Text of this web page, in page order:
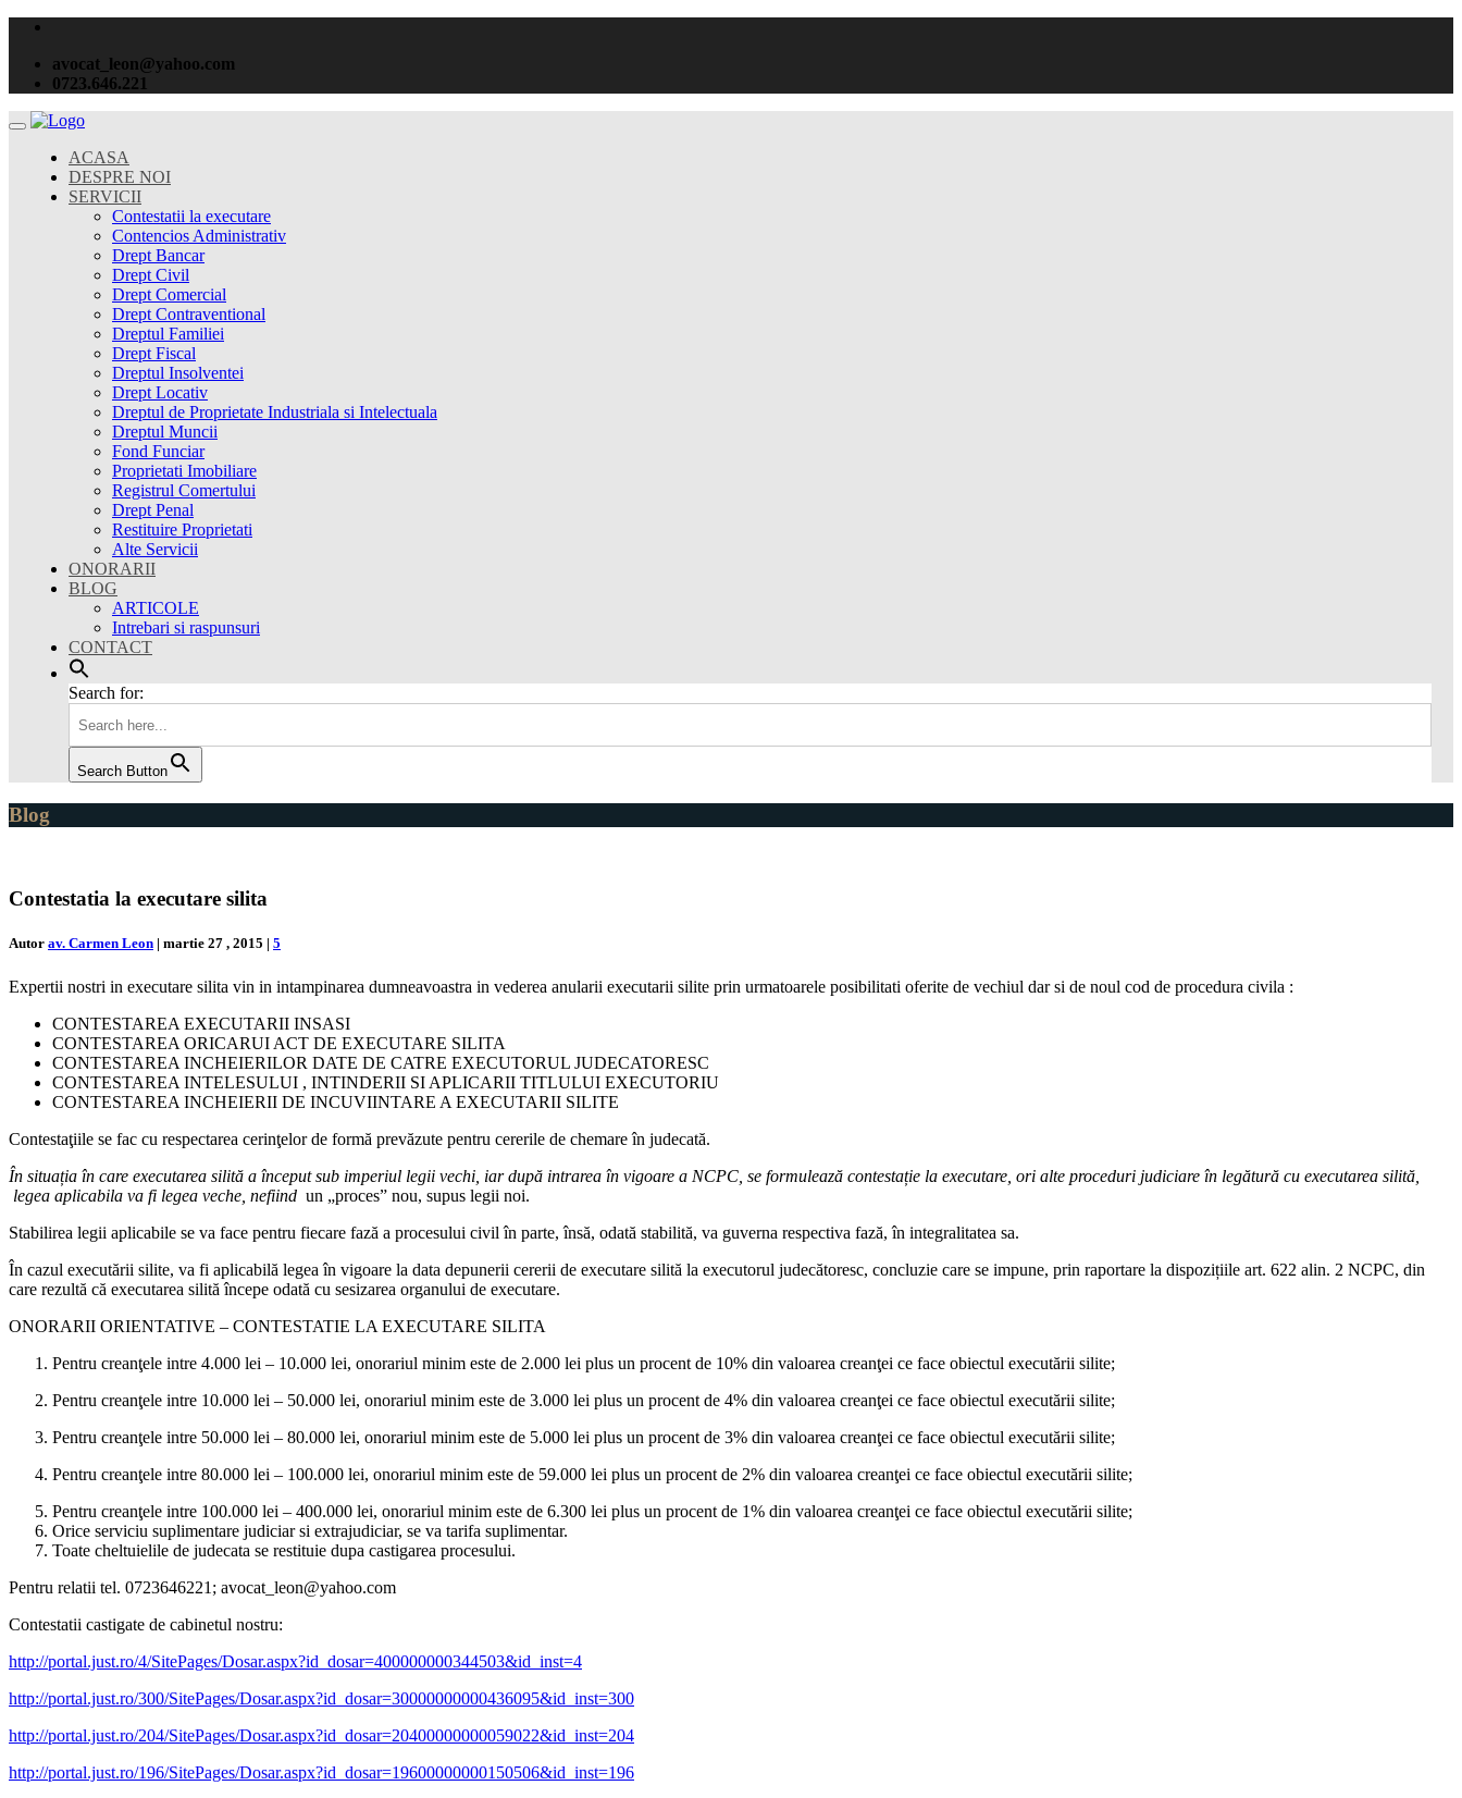
avocat_leon@yahoo.com
0723.646.221
ACASA
DESPRE NOI
SERVICII
Contestatii la executare
Contencios Administrativ
Drept Bancar
Drept Civil
Drept Comercial
Drept Contraventional
Dreptul Familiei
Drept Fiscal
Dreptul Insolventei
Drept Locativ
Dreptul de Proprietate Industriala si Intelectuala
Dreptul Muncii
Fond Funciar
Proprietati Imobiliare
Registrul Comertului
Drept Penal
Restituire Proprietati
Alte Servicii
ONORARII
BLOG
ARTICOLE
Intrebari si raspunsuri
CONTACT
Search for:
Search Button
Blog
Contestatia la executare silita
Autor av. Carmen Leon | martie 27 , 2015 | 5
Expertii nostri in executare silita vin in intampinarea dumneavoastra in vederea anularii executarii silite prin urmatoarele posibilitati oferite de vechiul dar si de noul cod de procedura civila :
CONTESTAREA EXECUTARII INSASI
CONTESTAREA ORICARUI ACT DE EXECUTARE SILITA
CONTESTAREA INCHEIERILOR DATE DE CATRE EXECUTORUL JUDECATORESC
CONTESTAREA INTELESULUI , INTINDERII SI APLICARII TITLULUI EXECUTORIU
CONTESTAREA INCHEIERII DE INCUVIINTARE A EXECUTARII SILITE
Contestaţiile se fac cu respectarea cerinţelor de formă prevăzute pentru cererile de chemare în judecată.
În situația în care executarea silită a început sub imperiul legii vechi, iar după intrarea în vigoare a NCPC, se formulează contestație la executare, ori alte proceduri judiciare în legătură cu executarea silită,
legea aplicabila va fi legea veche, nefiind un „proces” nou, supus legii noi.
Stabilirea legii aplicabile se va face pentru fiecare fază a procesului civil în parte, însă, odată stabilită, va guverna respectiva fază, în integralitatea sa.
În cazul executării silite, va fi aplicabilă legea în vigoare la data depunerii cererii de executare silită la executorul judecătoresc, concluzie care se impune, prin raportare la dispozițiile art. 622 alin. 2 NCPC, din
care rezultă că executarea silită începe odată cu sesizarea organului de executare.
ONORARII ORIENTATIVE – CONTESTATIE LA EXECUTARE SILITA
Pentru creanţele intre 4.000 lei – 10.000 lei, onorariul minim este de 2.000 lei plus un procent de 10% din valoarea creanţei ce face obiectul executării silite;
Pentru creanţele intre 10.000 lei – 50.000 lei, onorariul minim este de 3.000 lei plus un procent de 4% din valoarea creanţei ce face obiectul executării silite;
Pentru creanţele intre 50.000 lei – 80.000 lei, onorariul minim este de 5.000 lei plus un procent de 3% din valoarea creanţei ce face obiectul executării silite;
Pentru creanţele intre 80.000 lei – 100.000 lei, onorariul minim este de 59.000 lei plus un procent de 2% din valoarea creanţei ce face obiectul executării silite;
Pentru creanţele intre 100.000 lei – 400.000 lei, onorariul minim este de 6.300 lei plus un procent de 1% din valoarea creanţei ce face obiectul executării silite;
Orice serviciu suplimentare judiciar si extrajudiciar, se va tarifa suplimentar.
Toate cheltuielile de judecata se restituie dupa castigarea procesului.
Pentru relatii tel. 0723646221; avocat_leon@yahoo.com
Contestatii castigate de cabinetul nostru:
http://portal.just.ro/4/SitePages/Dosar.aspx?id_dosar=400000000344503&id_inst=4
http://portal.just.ro/300/SitePages/Dosar.aspx?id_dosar=30000000000436095&id_inst=300
http://portal.just.ro/204/SitePages/Dosar.aspx?id_dosar=20400000000059022&id_inst=204
http://portal.just.ro/196/SitePages/Dosar.aspx?id_dosar=19600000000150506&id_inst=196